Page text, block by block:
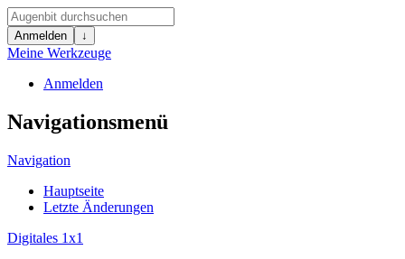
Anmelden ↓
Meine Werkzeuge
Anmelden
Navigationsmenü
Navigation
Hauptseite
Letzte Änderungen
Digitales 1x1